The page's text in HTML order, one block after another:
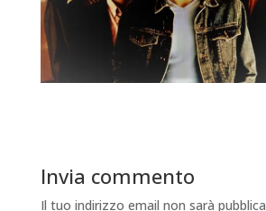
Invia commento
Il tuo indirizzo email non sarà